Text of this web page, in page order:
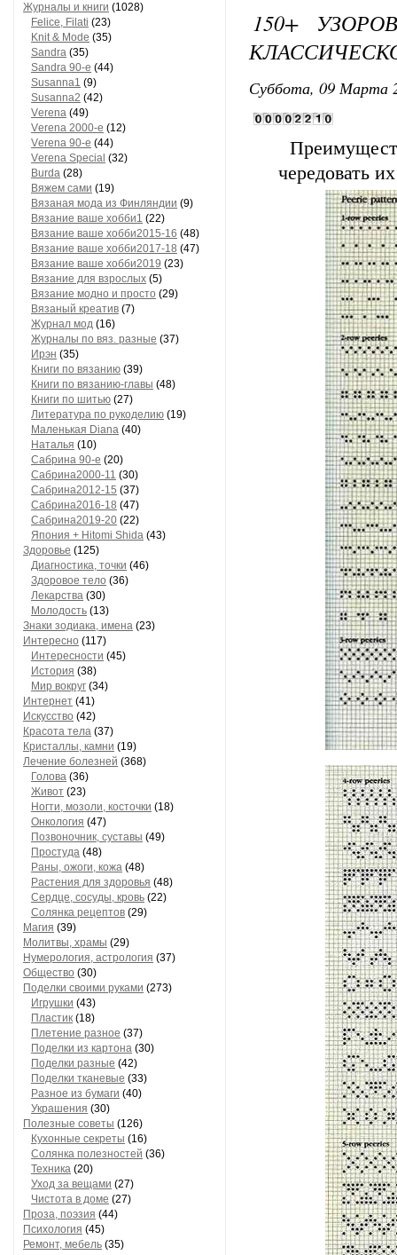
Журналы и книги (1028)
Felice, Filati (23)
Knit & Mode (35)
Sandra (35)
Sandra 90-е (44)
Susanna1 (9)
Susanna2 (42)
Vеrеnа (49)
Vеrеnа 2000-е (12)
Vеrеnа 90-е (44)
Vеrеnа Special (32)
Вurdа (28)
Вяжем сами (19)
Вязаная мода из Финляндии (9)
Вязание ваше хобби1 (22)
Вязание ваше хобби2015-16 (48)
Вязание ваше хобби2017-18 (47)
Вязание ваше хобби2019 (23)
Вязание для взрослых (5)
Вязание модно и просто (29)
Вязаный креатив (7)
Журнал мод (16)
Журналы по вяз. разные (37)
Ирэн (35)
Книги по вязанию (39)
Книги по вязанию-главы (48)
Книги по шитью (27)
Литература по рукоделию (19)
Маленькая Diana (40)
Наталья (10)
Сaбринa 90-е (20)
Сaбринa2000-11 (30)
Сaбринa2012-15 (37)
Сaбринa2016-18 (47)
Сaбринa2019-20 (22)
Япония + Hitomi Shida (43)
Здоровье (125)
Диагностика, точки (46)
Здоровое тело (36)
Лекарства (30)
Молодость (13)
Знаки зодиака, имена (23)
Интересно (117)
Интересности (45)
История (38)
Мир вокруг (34)
Интернет (41)
Искусство (42)
Красота тела (37)
Кристаллы, камни (19)
Лечение болезней (368)
Голова (36)
Живот (23)
Ногти, мозоли, косточки (18)
Онкология (47)
Позвоночник, суставы (49)
Простуда (48)
Раны, ожоги, кожа (48)
Растения для здоровья (48)
Сердце, сосуды, кровь (22)
Солянка рецептов (29)
Магия (39)
Молитвы, храмы (29)
Нумерология, астрология (37)
Общество (30)
Поделки своими руками (273)
Игрушки (43)
Пластик (18)
Плетение разное (37)
Поделки из картона (30)
Поделки разные (42)
Поделки тканевые (33)
Разное из бумаги (40)
Украшения (30)
Полезные советы (126)
Кухонные секреты (16)
Солянка полезностей (36)
Техника (20)
Уход за вещами (27)
Чистота в доме (27)
Проза, поэзия (44)
Психология (45)
Ремонт, мебель (35)
150+
Суббота, 09 Марта
чередовать